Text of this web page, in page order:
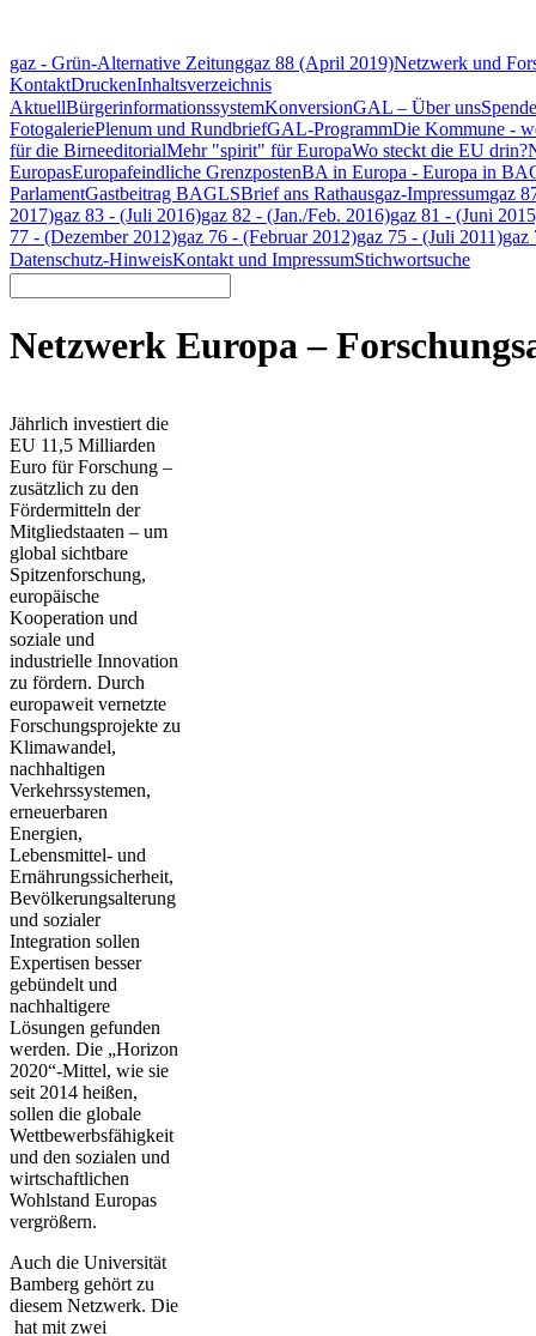
gaz - Grün-Alternative Zeitunggaz 88 (April 2019)Netzwerk und
KontaktDruckenInhaltsverzeichnis
AktuellBürgerinformationssystemKonversionGAL – Über uns
FotogaleriePlenum und RundbriefGAL-ProgrammDie Kommune -
für die BirneeditorialMehr "spirit" für EuropaWo steckt die EU drin?
EuropasEuropafeindliche GrenzpostenBA in Europa - Europa in BA
ParlamentGastbeitrag BAGLSBrief ans Rathausgaz-Impressumgaz
2017)gaz 83 - (Juli 2016)gaz 82 - (Jan./Feb. 2016)gaz 81 - (Juni
77 - (Dezember 2012)gaz 76 - (Februar 2012)gaz 75 - (Juli 2011)gaz
Datenschutz-HinweisKontakt und ImpressumStichwortsuche
Netzwerk Europa –
Jährlich investiert die
EU 11,5 Milliarden
Euro für Forschung –
zusätzlich zu den
Fördermitteln der
Mitgliedstaaten – um
global sichtbare
Spitzenforschung,
europäische
Kooperation und
soziale und
industrielle Innovation
zu fördern. Durch
europaweit vernetzte
Forschungsprojekte zu
Klimawandel,
nachhaltigen
Verkehrssystemen,
erneuerbaren
Energien,
Lebensmittel- und
Ernährungssicherheit,
Bevölkerungsalterung
und sozialer
Integration sollen
Expertisen besser
gebündelt und
nachhaltigere
Lösungen gefunden
werden. Die „Horizon
2020“-Mittel, wie sie
seit 2014 heißen,
sollen die globale
Wettbewerbsfähigkeit
und den sozialen und
wirtschaftlichen
Wohlstand Europas
vergrößern.
Auch die Universität
Bamberg gehört zu
diesem Netzwerk. Die
hat mit zwei